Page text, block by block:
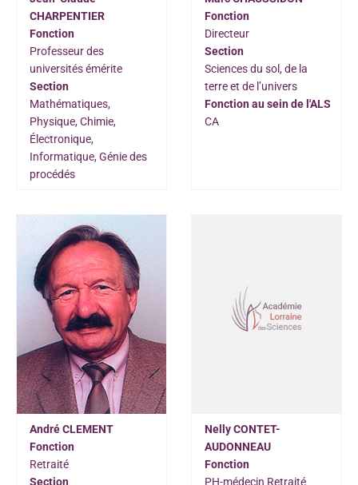
CHARPENTIER
Fonction
Professeur des
universités émérite
Section
Mathématiques,
Physique, Chimie,
Électronique,
Informatique, Génie des
procédés
Fonction
Directeur
Section
Sciences du sol, de la
terre et de l’univers
Fonction au sein de l'ALS
CA
André CLEMENT
Fonction
Retraité
Section
Nelly CONTET-
AUDONNEAU
Fonction
PH-médecin Retraité